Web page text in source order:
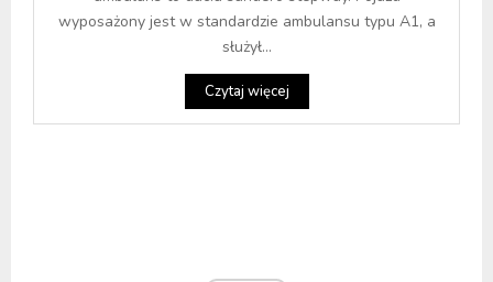
wyposażony jest w standardzie ambulansu typu A1, a
służył...
Czytaj więcej